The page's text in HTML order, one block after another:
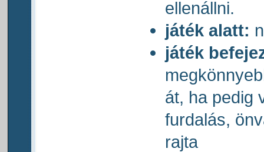
ellenállni.
játék alatt:
játék
át, ha pedig
furdalás,
rajta